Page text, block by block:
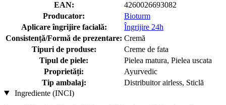
EAN:
4260026693082
Producator:
Bioturm
Aplicare îngrijire facială:
Îngrijire 24h
Consistență/Formă de prezentare: Cremă
Tipuri de produse:
Creme de fata
Tipul de piele:
Pielea matura, Pielea uscata
Proprietăți:
Ayurvedic
Tip ambalaj:
Distribuitor airless, Sticlă
Ingrediente (INCI)